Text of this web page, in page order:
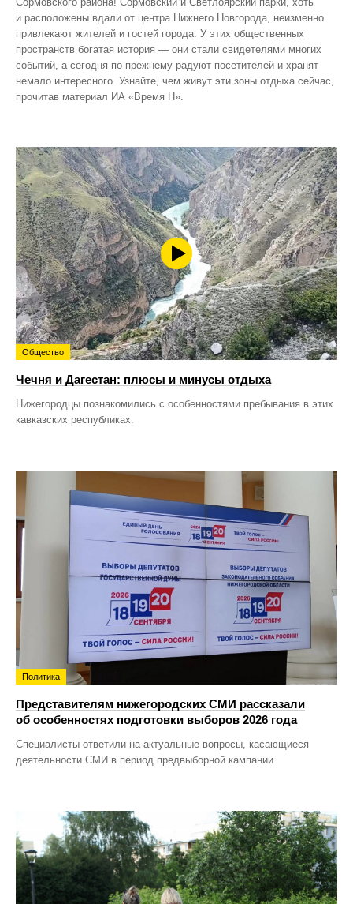
и расположены вдали от центра Нижнего Новгорода, неизменно
привлекают жителей и гостей города. У этих общественных
пространств богатая история — они стали свидетелями многих
событий, а сегодня по‑прежнему радуют посетителей и хранят
немало интересного. Узнайте, чем живут эти зоны отдыха сейчас,
прочитав материал ИА «Время Н».
Общество
Чечня и Дагестан: плюсы и минусы отдыха
Нижегородцы познакомились с особенностями пребывания в этих
кавказских республиках.
Политика
Представителям нижегородских СМИ рассказали
об особенностях подготовки выборов 2026 года
Специалисты ответили на актуальные вопросы, касающиеся
деятельности СМИ в период предвыборной кампании.